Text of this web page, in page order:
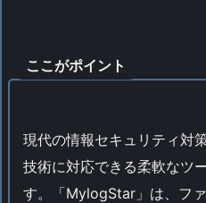
ここがポイント
現代の情報セキュリティ対
技術に対応できる柔軟なツ
す。「MylogStar」は、フ